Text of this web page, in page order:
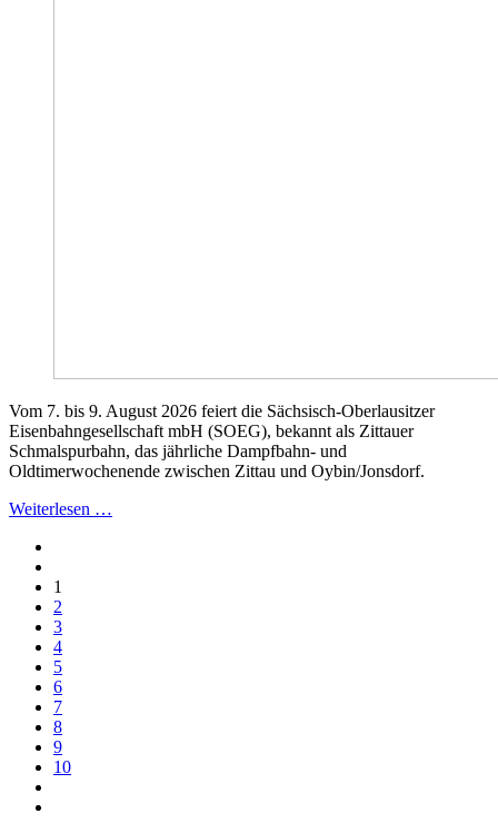
Vom 7. bis 9. August 2026 feiert die Sächsisch-Oberlausitzer
Eisenbahngesellschaft mbH (SOEG), bekannt als Zittauer
Schmalspurbahn, das jährliche Dampfbahn- und
Oldtimerwochenende zwischen Zittau und Oybin/Jonsdorf.
Weiterlesen …
1
2
3
4
5
6
7
8
9
10